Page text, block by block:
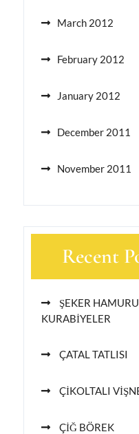
March 2012
February 2012
January 2012
December 2011
November 2011
Recent
ŞEKER
KURABİYELER
ÇATAL TATLISI
ÇİKOLTALI
ÇİĞ BÖREK